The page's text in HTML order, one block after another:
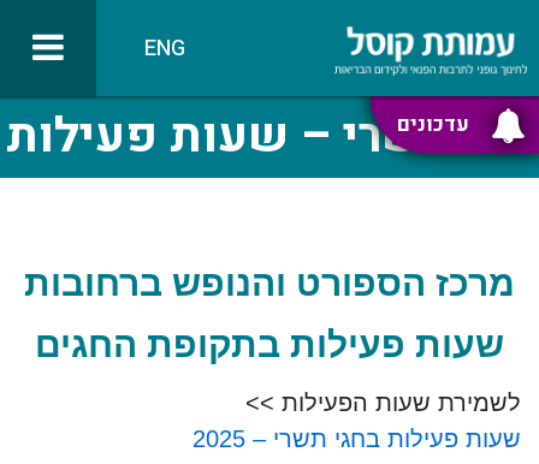
עדכונים
ENG
חגי תשרי – שעות פעילות
מרכז הספורט והנופש ברחובות
שעות פעילות בתקופת החגים
לשמירת שעות הפעילות >>
שעות פעילות בחגי תשרי – 2025